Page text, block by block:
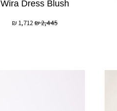
Wira Dress Blush
2,445
₪
1,712
₪